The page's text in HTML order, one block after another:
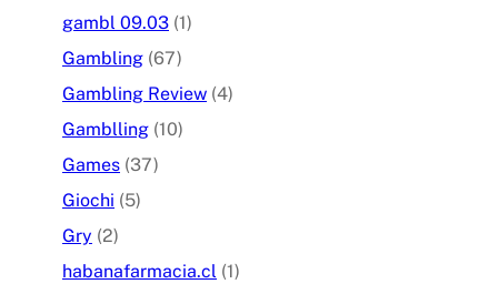
gambl 09.03 (1)
Gambling (67)
Gambling Review (4)
Gamblling (10)
Games (37)
Giochi (5)
Gry (2)
habanafarmacia.cl (1)